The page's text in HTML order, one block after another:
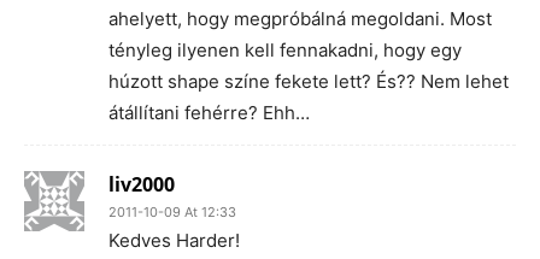
ahelyett, hogy megpróbálná megoldani. Most
tényleg ilyenen kell fennakadni, hogy egy
húzott shape színe fekete lett? És?? Nem lehet
átállítani fehérre? Ehh…
liv2000
2011-10-09 At 12:33
Kedves Harder!